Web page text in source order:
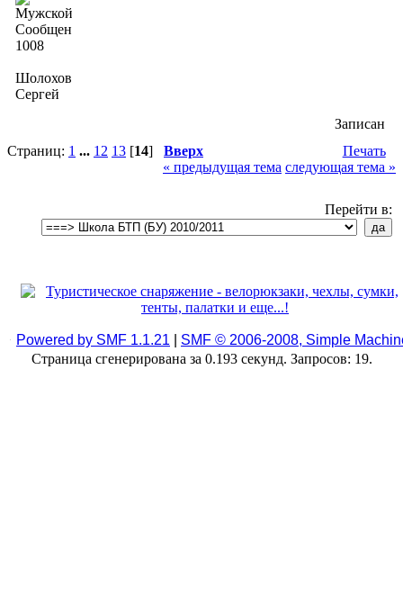
Сообщений:
1008
Шолохов
Сергей
Записан
Страниц: 1 ... 12 13 [14] Вверх
Печать
« предыдущая тема следующая тема »
Перейти в:
Powered by SMF 1.1.21
SMF © 2006-2008, Simple
Страница сгенерирована за 0.193 секунд. Запросов: 19.